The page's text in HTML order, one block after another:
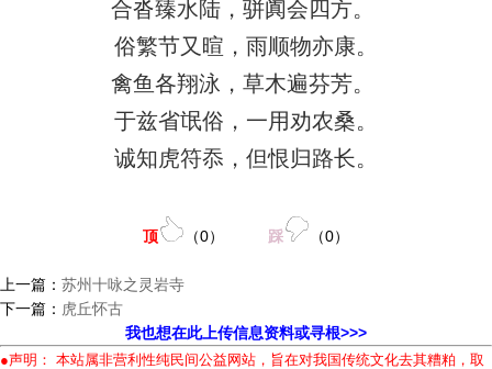
合沓臻水陆，骈阗会四方。
俗繁节又暄，雨顺物亦康。
禽鱼各翔泳，草木遍芬芳。
于兹省氓俗，一用劝农桑。
诚知虎符忝，但恨归路长。
顶 （0） 踩 （0）
上一篇： 苏州十咏之灵岩寺
下一篇： 虎丘怀古
我也想在此上传信息资料或寻根>>>
●声明： 本站属非营利性纯民间公益网站，旨在对我国传统文化去其糟粕，取